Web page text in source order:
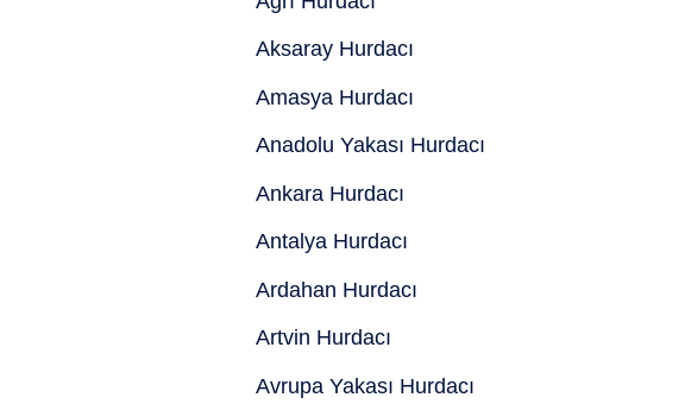
Aksaray Hurdacı
Amasya Hurdacı
Anadolu Yakası Hurdacı
Ankara Hurdacı
Antalya Hurdacı
Ardahan Hurdacı
Artvin Hurdacı
Avrupa Yakası Hurdacı